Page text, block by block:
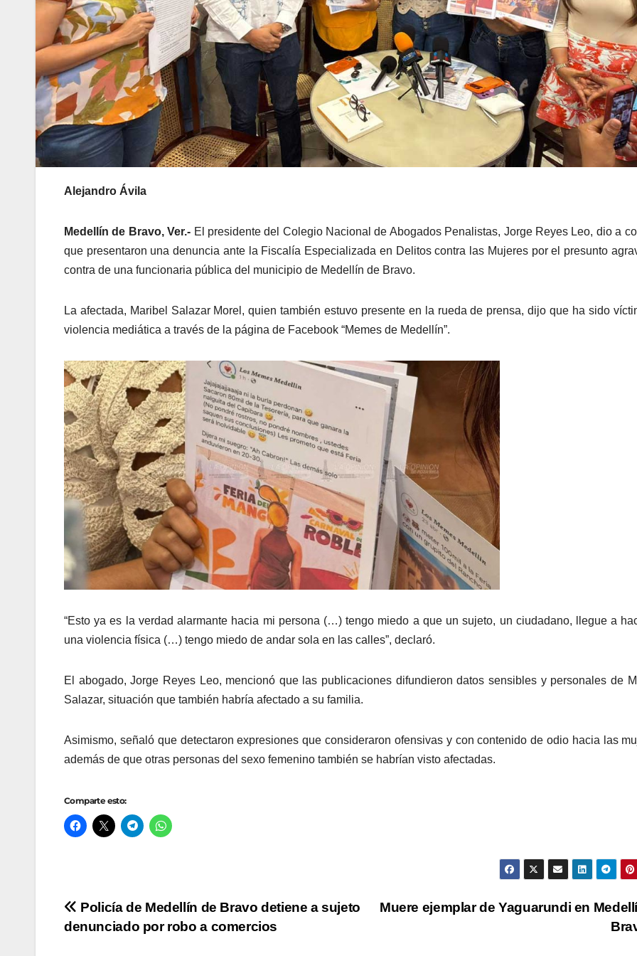
Alejandro Ávila
Medellín de Bravo, Ver.- El presidente del Colegio Nacional de Abogados Penalistas, Jorge Reyes Leo, dio a
que presentaron una denuncia ante la Fiscalía Especializada en Delitos contra las Mujeres por el presunto
contra de una funcionaria pública del municipio de Medellín de Bravo.
La afectada, Maribel Salazar Morel, quien también estuvo presente en la rueda de prensa, dijo que ha sido
violencia mediática a través de la página de Facebook “Memes de Medellín”.
“Esto ya es la verdad alarmante hacia mi persona (…) tengo miedo a que un sujeto, un ciudadano, llegue a
una violencia física (…) tengo miedo de andar sola en las calles”, declaró.
El abogado, Jorge Reyes Leo, mencionó que las publicaciones difundieron datos sensibles y personales de
Salazar, situación que también habría afectado a su familia.
Asimismo, señaló que detectaron expresiones que consideraron ofensivas y con contenido de odio hacia las
además de que otras personas del sexo femenino también se habrían visto afectadas.
Comparte esto:
Navegación
Muere ejemplar de Yaguarundi en
Policía de Medellín de Bravo detiene a sujeto
denunciado por robo a comercios